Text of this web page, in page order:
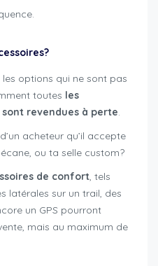
options qui ne sont pas
toutes les
revendues à perte.
acheteur qu’il accepte
ou ta selle custom?
de confort, tels
latérales sur un trail, des
un GPS pourront
mais au maximum de